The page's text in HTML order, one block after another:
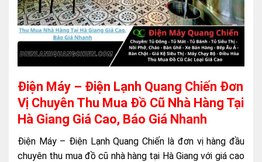
Điện Máy – Điện Lạnh Quang Chiến Đơn
Vị Chuyên Thu Mua Đồ Cũ Nhà Hàng Tại
Hà Giang Giá Cao, Báo Giá Nhanh
Điện Máy – Điện Lạnh Quang Chiến là đơn vị hàng đầu
chuyên thu mua đồ cũ nhà hàng tại Hà Giang với giá cao